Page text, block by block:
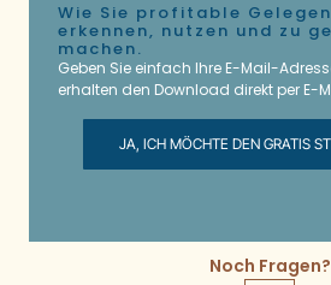
Wie Sie profitable
erkennen, nutzen und zu
machen.
Geben Sie einfach Ihre E-Mail-
erhalten den Download direkt per E-
JA, ICH MÖCHTE DEN GRATIS
Noch Fragen?